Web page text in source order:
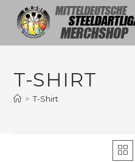
T-SHIRT
> T-Shirt